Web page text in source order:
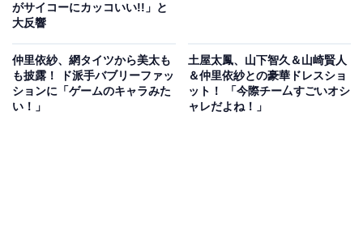
がサイコーにカッコいい!!」と
大反響
仲里依紗、網タイツから美太も
も披露！ ド派手バブリーファッ
ションに「ゲームのキャラみた
い！」
土屋太鳳、山下智久＆山崎賢人
＆仲里依紗との豪華ドレスショ
ット！ 「今際チー厶すごいオシ
ャレだよね！」